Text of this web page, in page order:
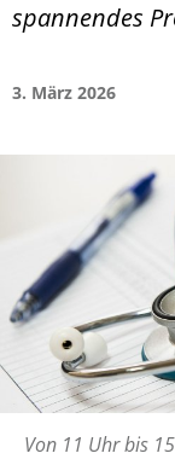
spannendes
3. März 2026
Von 11 Uhr bis